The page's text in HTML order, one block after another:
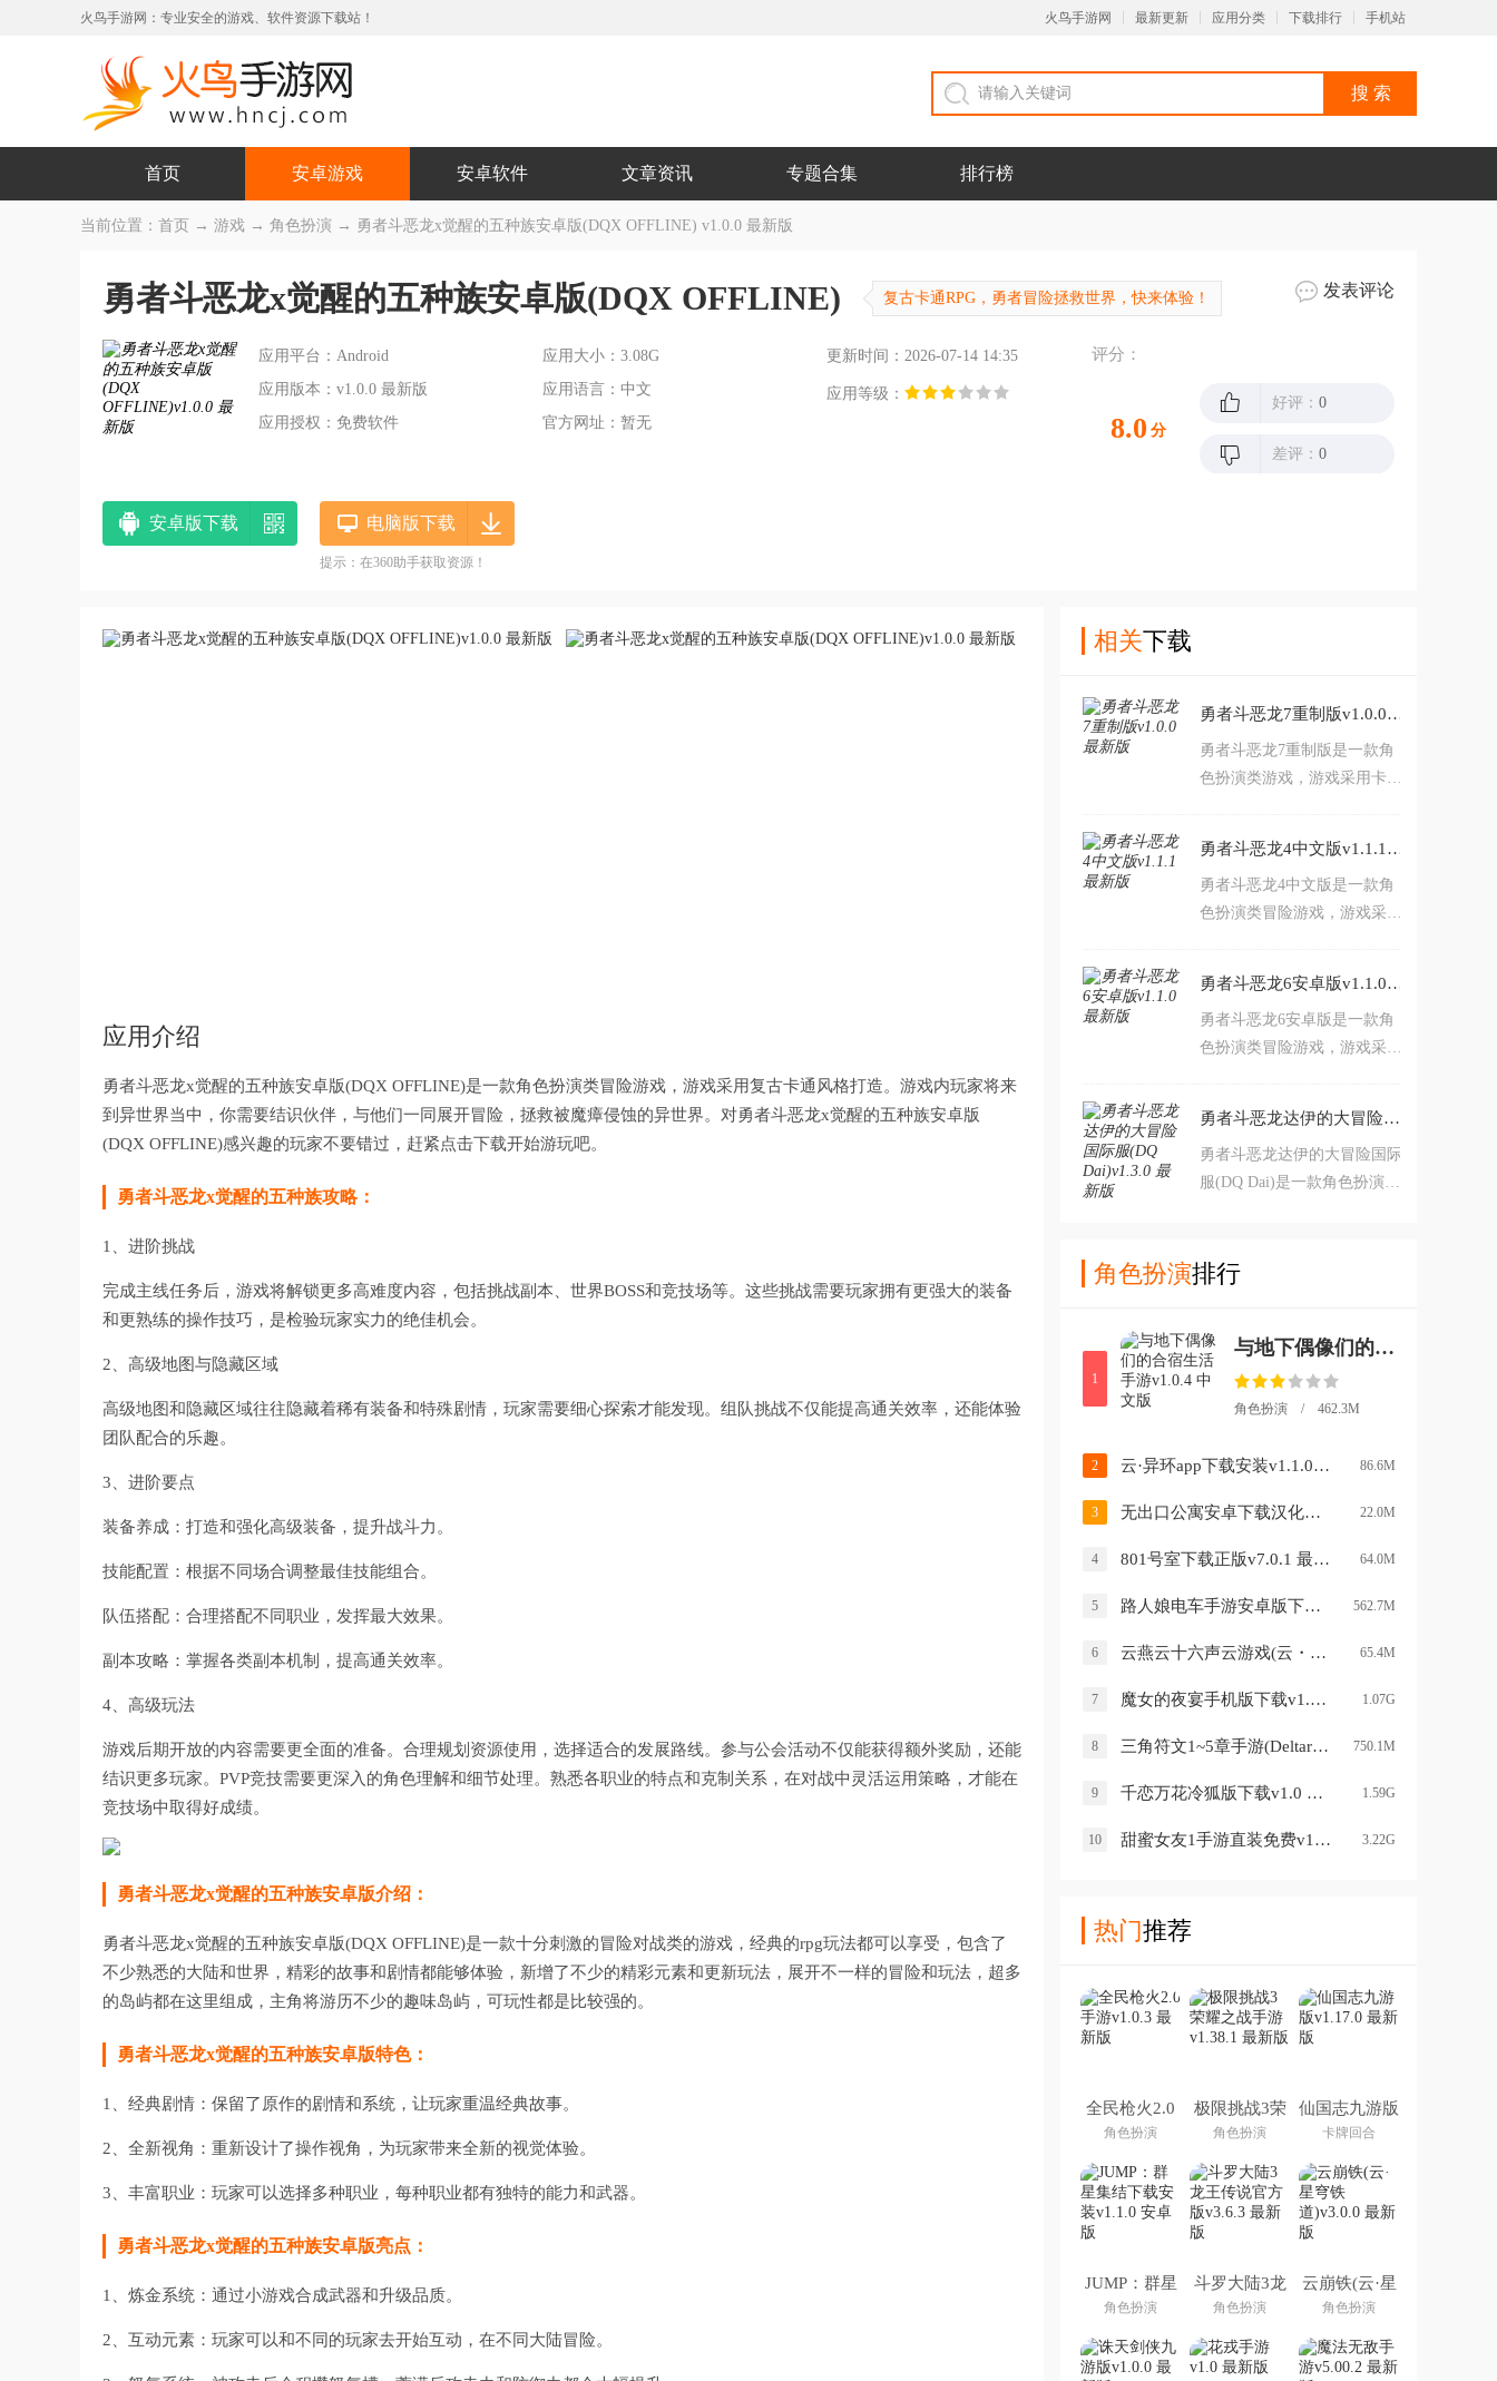
火鸟手游网：专业安全的游戏、软件资源下载站！ 火鸟手游网 最新更新 应用分类 下载排行 手机站
首页 安卓游戏 安卓软件 文章资讯 专题合集 排行榜
当前位置： 首页 → 游戏 → 角色扮演 → 勇者斗恶龙x觉醒的五种族安卓版(DQX OFFLINE) v1.0.0 最新版
勇者斗恶龙x觉醒的五种族安卓版(DQX OFFLINE) 复古卡通RPG，勇者冒险拯救世界，快来体验！ 发表评论
应用平台：Android 应用大小：3.08G
更新时间：2026-07-14 14:35
应用版本：v1.0.0 最新版
应用语言：中文
应用等级：
应用授权：免费软件
官方网址：暂无
评分：
8.0 分
好评： 0
差评： 0
安卓版下载 电脑版下载
提示：在360助手获取资源！
应用介绍
勇者斗恶龙x觉醒的五种族安卓版(DQX OFFLINE)是一款角色扮演类冒险游戏，游戏采用复古卡通风格打造。游戏内玩家将来
到异世界当中，你需要结识伙伴，与他们一同展开冒险，拯救被魔瘴侵蚀的异世界。对勇者斗恶龙x觉醒的五种族安卓版
(DQX OFFLINE)感兴趣的玩家不要错过，赶紧点击下载开始游玩吧。
勇者斗恶龙x觉醒的五种族攻略：
1、进阶挑战
完成主线任务后，游戏将解锁更多高难度内容，包括挑战副本、世界BOSS和竞技场等。这些挑战需要玩家拥有更强大的装备
和更熟练的操作技巧，是检验玩家实力的绝佳机会。
2、高级地图与隐藏区域
高级地图和隐藏区域往往隐藏着稀有装备和特殊剧情，玩家需要细心探索才能发现。组队挑战不仅能提高通关效率，还能体验
团队配合的乐趣。
3、进阶要点
装备养成：打造和强化高级装备，提升战斗力。
技能配置：根据不同场合调整最佳技能组合。
队伍搭配：合理搭配不同职业，发挥最大效果。
副本攻略：掌握各类副本机制，提高通关效率。
4、高级玩法
游戏后期开放的内容需要更全面的准备。合理规划资源使用，选择适合的发展路线。参与公会活动不仅能获得额外奖励，还能
结识更多玩家。PVP竞技需要更深入的角色理解和细节处理。熟悉各职业的特点和克制关系，在对战中灵活运用策略，才能在
竞技场中取得好成绩。
勇者斗恶龙x觉醒的五种族安卓版介绍：
勇者斗恶龙x觉醒的五种族安卓版(DQX OFFLINE)是一款十分刺激的冒险对战类的游戏，经典的rpg玩法都可以享受，包含了
不少熟悉的大陆和世界，精彩的故事和剧情都能够体验，新增了不少的精彩元素和更新玩法，展开不一样的冒险和玩法，超多
的岛屿都在这里组成，主角将游历不少的趣味岛屿，可玩性都是比较强的。
勇者斗恶龙x觉醒的五种族安卓版特色：
1、经典剧情：保留了原作的剧情和系统，让玩家重温经典故事。
2、全新视角：重新设计了操作视角，为玩家带来全新的视觉体验。
3、丰富职业：玩家可以选择多种职业，每种职业都有独特的能力和武器。
勇者斗恶龙x觉醒的五种族安卓版亮点：
1、炼金系统：通过小游戏合成武器和升级品质。
2、互动元素：玩家可以和不同的玩家去开始互动，在不同大陆冒险。
相关下载
勇者斗恶龙7重制版v1.0.0 最新版
勇者斗恶龙7重制版是一款角
色扮演类游戏，游戏采用卡通
种不同的世界，同时游戏中还
有着非常丰富的剧情，可玩性
很高。对此款游戏感兴趣的玩
始游玩吧。
勇者斗恶龙4中文版v1.1.1 最新版
勇者斗恶龙4中文版是一款角
色扮演类冒险游戏，游戏采用
踏上旅途，一路上你会遇到各
种危险，通过消灭魔物来获得
各种战斗技巧，同时你还可以
力，最终打败恶龙。对此款游
紧点击下载开始游玩吧。
勇者斗恶龙6安卓版v1.1.0 最新版
勇者斗恶龙6安卓版是一款角
色扮演类冒险游戏，游戏采用
物和敌人，拯救世界。游戏中
还有着转职系统，可以让玩家
们跟全面的体验到此款游戏的
始游玩吧。
勇者斗恶龙达伊的大冒险国际服(DQ Dai)v1.3.0 最新版
勇者斗恶龙达伊的大冒险国际
服(DQ Dai)是一款角色扮演类
者，你需要为了击败魔王而展
索这个世界，收集各种资源装
备来提升团队的实力，最终击
败魔王拯救世界。对此款游戏
点击下载开始游玩
角色扮演排行
1
与地下偶像们的合宿生活手游v1.0.4 中文版
角色扮演 / 462.3M
2 云·异环app下载安装v1.1.0 最新版 86.6M
3 无出口公寓安卓下载汉化版2026v1.5.0 中文版 22.0M
4 801号室下载正版v7.0.1 最新版 64.0M
5 路人娘电车手游安卓版下载v1.0.0 最新版 562.7M
6 云燕云十六声云游戏(云・燕云十六声)v1.2.3 安卓版 65.4M
7 魔女的夜宴手机版下载v1.0 安卓版 1.07G
8 三角符文1~5章手游(Deltarune)v6.0.0 安卓版 750.1M
9 千恋万花冷狐版下载v1.0 手机版 1.59G
10 甜蜜女友1手游直装免费v1.0 安卓版 3.22G
热门推荐
全民枪火2.0
手游
角色扮演
极限挑战3荣
耀之战手游
角色扮演
仙国志九游版
卡牌回合
JUMP：群星
集结下载安装
角色扮演
斗罗大陆3龙
王传说官方版
角色扮演
云崩铁(云·星
穹铁道)
角色扮演